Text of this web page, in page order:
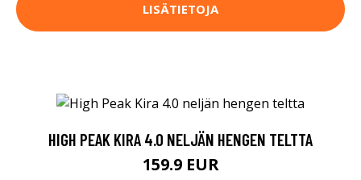
LISÄTIETOJA
HIGH PEAK KIRA 4.0 NELJÄN HENGEN TELTTA
159.9 EUR